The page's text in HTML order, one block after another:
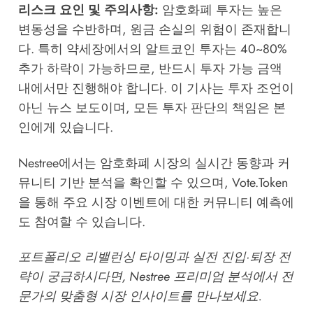
리스크 요인 및 주의사항: 암호화폐 투자는 높은
변동성을 수반하며, 원금 손실의 위험이 존재합니
다. 특히 약세장에서의 알트코인 투자는 40~80%
추가 하락이 가능하므로, 반드시 투자 가능 금액
내에서만 진행해야 합니다. 이 기사는 투자 조언이
아닌 뉴스 보도이며, 모든 투자 판단의 책임은 본
인에게 있습니다.
Nestree에서는 암호화폐 시장의 실시간 동향과 커
뮤니티 기반 분석을 확인할 수 있으며, Vote.Token
을 통해 주요 시장 이벤트에 대한 커뮤니티 예측에
도 참여할 수 있습니다.
포트폴리오 리밸런싱 타이밍과 실전 진입·퇴장 전
략이 궁금하시다면, Nestree 프리미엄 분석에서 전
문가의 맞춤형 시장 인사이트를 만나보세요.